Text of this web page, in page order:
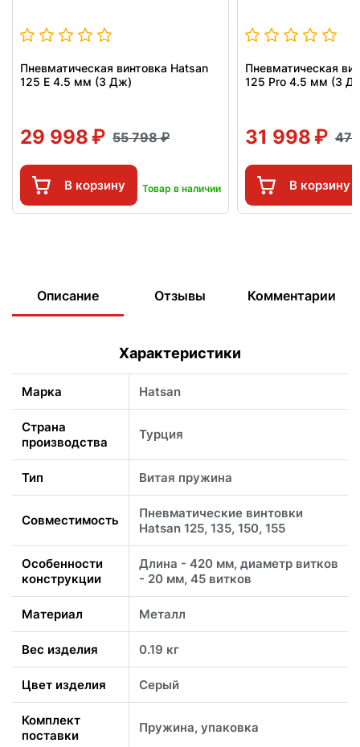
Пневматическая винтовка Hatsan
125 E 4.5 мм (3 Дж)
29 998 55 798
В корзину Товар в наличии
Пневматическая
125 Pro 4.5 мм (3
31 998 47
В корзину
Описание Отзывы Комментарии
Характеристики
Марка Hatsan
Страна
производства
Турция
Тип Витая пружина
Совместимость
Пневматические винтовки
Hatsan 125, 135, 150, 155
Особенности
конструкции
Длина - 420 мм, диаметр витков
- 20 мм, 45 витков
Материал Металл
Вес изделия 0.19 кг
Цвет изделия Серый
Комплект
поставки
Пружина, упаковка